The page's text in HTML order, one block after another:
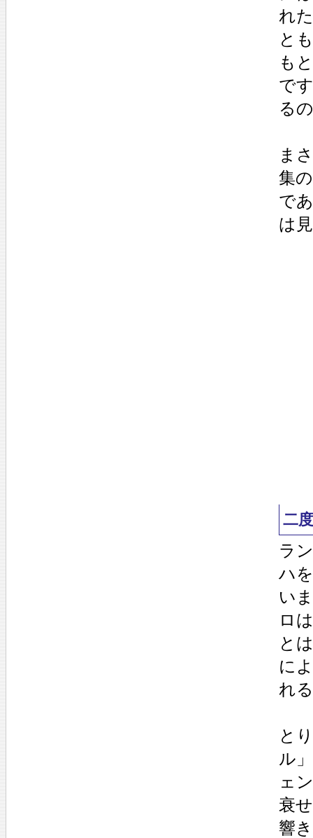
れ
と
も
で
る
ま
集
で
は
二
ラ
ハ
い
ロ
と
に
れ
と
ル
ェ
衰
響